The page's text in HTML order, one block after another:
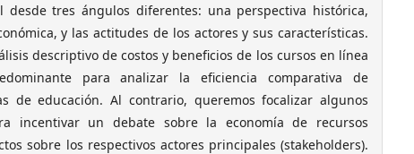
desde tres ángulos diferentes: una perspectiva histórica,
y las actitudes de los actores y sus características.
descriptivo de costos y beneficios de los cursos en línea
para analizar la eficiencia comparativa de
de educación. Al contrario, queremos focalizar algunos
incentivar un debate sobre la economía de recursos
sobre los respectivos actores principales (stakeholders).